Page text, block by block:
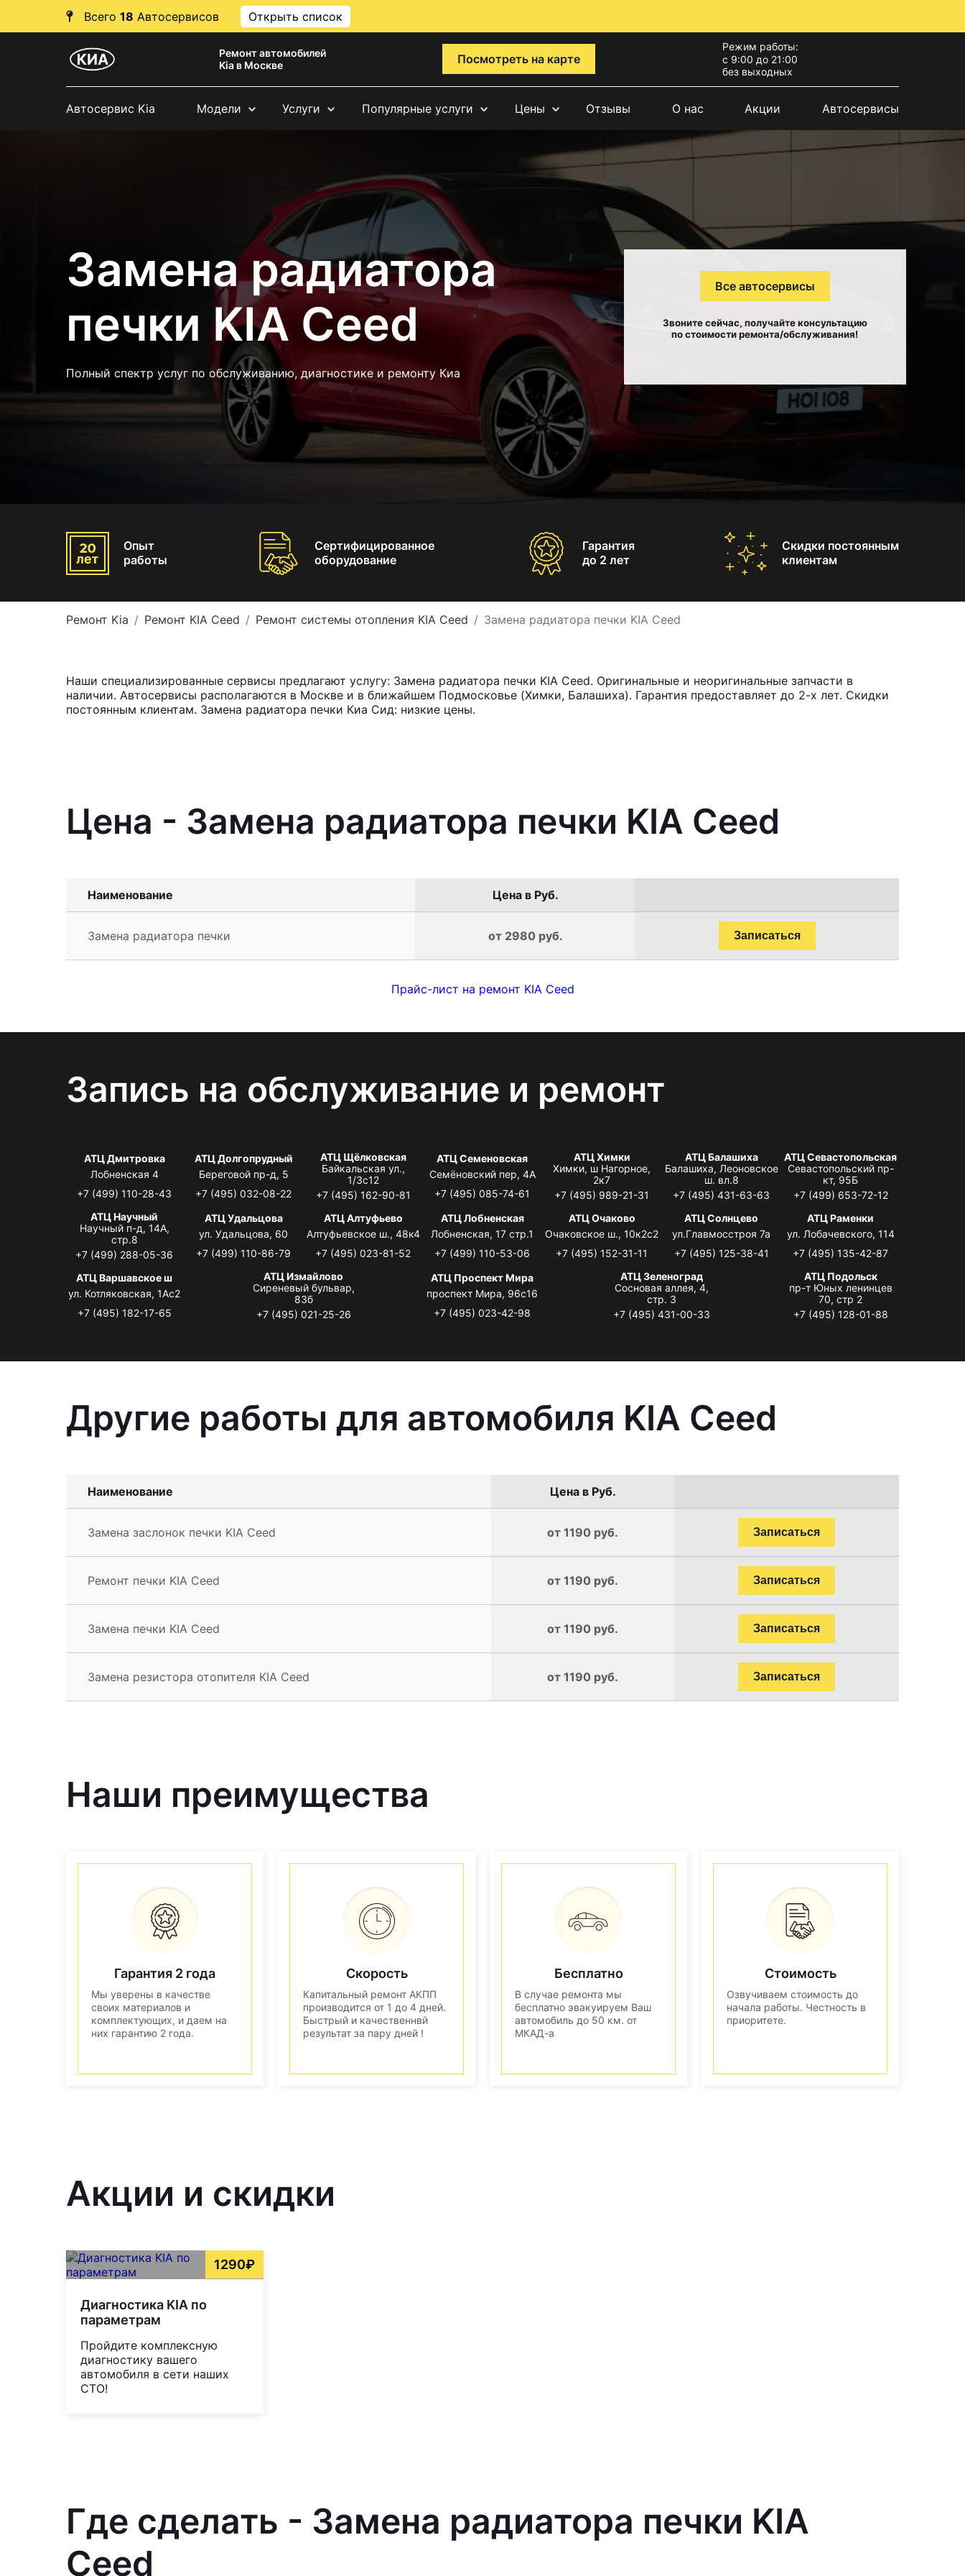
Всего 18 Автосервисов Открыть список
Ремонт автомобилей
Kia в Москве
Посмотреть на карте
Режим работы:
с 9:00 до 21:00
без выходных
Автосервис Kia Модели Услуги Популярные услуги Цены Отзывы О нас Акции Автосервисы
Замена радиатора
печки KIA Ceed
Полный спектр услуг по обслуживанию, диагностике и ремонту Киа
Все автосервисы
Звоните сейчас, получайте консультацию
по стоимости ремонта/обслуживания!
Опыт
работы
Сертифицированное
оборудование
Гарантия
до 2 лет
Скидки постоянным
клиентам
Ремонт Kia Ремонт KIA Ceed Ремонт системы отопления KIA Ceed Замена радиатора печки KIA Ceed
Наши специализированные сервисы предлагают услугу: Замена радиатора печки KIA Ceed. Оригинальные и неоригинальные запчасти в
наличии. Автосервисы располагаются в Москве и в ближайшем Подмосковье (Химки, Балашиха). Гарантия предоставляет до 2-х лет. Скидки
постоянным клиентам. Замена радиатора печки Киа Сид: низкие цены.
Цена - Замена радиатора печки KIA Ceed
Наименование Цена в Руб.
Замена радиатора печки от 2980 руб. Записаться
Прайс-лист на ремонт KIA Ceed
Запись на обслуживание и ремонт
АТЦ Дмитровка
Лобненская 4
+7 (499) 110-28-43
АТЦ Долгопрудный
Береговой пр-д, 5
+7 (495) 032-08-22
АТЦ Щёлковская
Байкальская ул.,
1/3с12
+7 (495) 162-90-81
АТЦ Семеновская
Семёновский пер, 4А
+7 (495) 085-74-61
АТЦ Химки
Химки, ш Нагорное,
2к7
+7 (495) 989-21-31
АТЦ Балашиха
Балашиха, Леоновское
ш. вл.8
+7 (495) 431-63-63
АТЦ Севастопольская
Севастопольский пр-
кт, 95Б
+7 (499) 653-72-12
АТЦ Научный
Научный п-д, 14А,
стр.8
+7 (499) 288-05-36
АТЦ Удальцова
ул. Удальцова, 60
+7 (499) 110-86-79
АТЦ Алтуфьево
Алтуфьевское ш., 48к4
+7 (495) 023-81-52
АТЦ Лобненская
Лобненская, 17 стр.1
+7 (499) 110-53-06
АТЦ Очаково
Очаковское ш., 10к2с2
+7 (495) 152-31-11
АТЦ Солнцево
ул.Главмосстроя 7а
+7 (495) 125-38-41
АТЦ Раменки
ул. Лобачевского, 114
+7 (495) 135-42-87
АТЦ Варшавское ш
ул. Котляковская, 1Ас2
+7 (495) 182-17-65
АТЦ Измайлово
Сиреневый бульвар,
83б
+7 (495) 021-25-26
АТЦ Проспект Мира
проспект Мира, 96с16
+7 (495) 023-42-98
АТЦ Зеленоград
Сосновая аллея, 4,
стр. 3
+7 (495) 431-00-33
АТЦ Подольск
пр-т Юных ленинцев
70, стр 2
+7 (495) 128-01-88
Другие работы для автомобиля KIA Ceed
Наименование Цена в Руб.
Замена заслонок печки KIA Ceed от 1190 руб. Записаться
Ремонт печки KIA Ceed от 1190 руб. Записаться
Замена печки KIA Ceed от 1190 руб. Записаться
Замена резистора отопителя KIA Ceed от 1190 руб. Записаться
Наши преимущества
Гарантия 2 года
Мы уверены в качестве
своих материалов и
комплектующих, и даем на
них гарантию 2 года.
Скорость
Капитальный ремонт АКПП
производится от 1 до 4 дней.
Быстрый и качественнвй
результат за пару дней !
Бесплатно
В случае ремонта мы
бесплатно эвакуируем Ваш
автомобиль до 50 км. от
МКАД-а
Стоимость
Озвучиваем стоимость до
начала работы. Честность в
приоритете.
Акции и скидки
1290₽
Диагностика KIA по
параметрам
Пройдите комплексную
диагностику вашего
автомобиля в сети наших
СТО!
Где сделать - Замена радиатора печки KIA
Ceed